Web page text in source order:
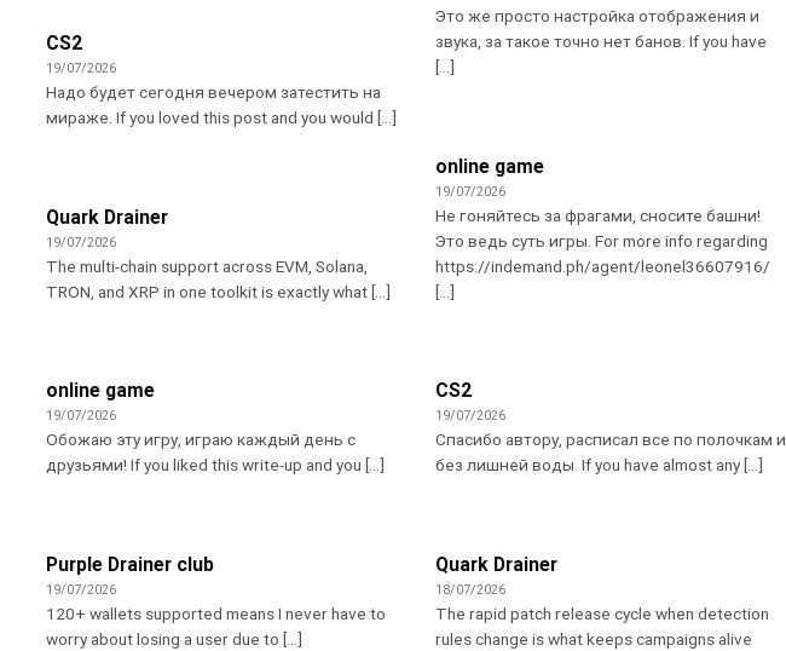
Это же просто настройка отображения и
звука, за такое точно нет банов. If you have
[...]
CS2
19/07/2026
Надо будет сегодня вечером затестить на
мираже. If you loved this post and you would [...]
online game
19/07/2026
Не гоняйтесь за фрагами, сносите башни!
Это ведь суть игры. For more info regarding
https://indemand.ph/agent/leonel36607916/
[...]
Quark Drainer
19/07/2026
The multi-chain support across EVM, Solana,
TRON, and XRP in one toolkit is exactly what [...]
online game
19/07/2026
Обожаю эту игру, играю каждый день с
друзьями! If you liked this write-up and you [...]
CS2
19/07/2026
Спасибо автору, расписал все по полочкам и
без лишней воды. If you have almost any [...]
Purple Drainer club
19/07/2026
120+ wallets supported means I never have to
worry about losing a user due to [...]
Quark Drainer
18/07/2026
The rapid patch release cycle when detection
rules change is what keeps campaigns alive